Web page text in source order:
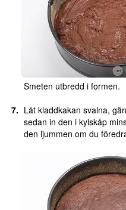
Smeten utbredd i formen.
Låt kladdkakan svalna,
sedan in den i kylskåp
den ljummen om du